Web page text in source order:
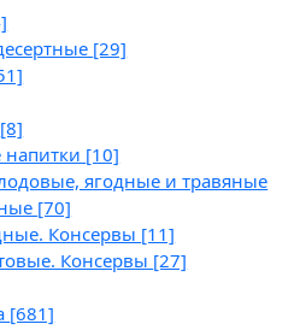
[29]
[8]
[10]
ягодные и травяные
[70]
Консервы [11]
Консервы [27]
[681]